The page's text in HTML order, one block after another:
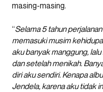
masing-masing.
“Selama 5 tahun
memasuki musim
aku banyak manggung,
dan setelah menikah.
diri aku sendiri. Kenapa
Jendela, karena aku tidak